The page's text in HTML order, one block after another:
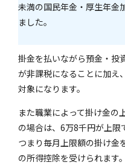
未満の国民年金・厚生年金
ました。
掛金を払いながら預金・投
が非課税になることに加え
対象になります。
また職業によって掛け金の
の場合は、6万8千円が上限
つまり毎月上限額の掛け金
の所得控除を受けられます。